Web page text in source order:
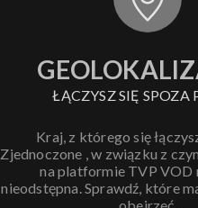
ŁĄCZYSZ SIĘ SPOZA
Kraj, z którego się
Zjednoczone , w związku z
na platformie TVP VOD
nieodstępna. Sprawdź, które
obejrzeć.